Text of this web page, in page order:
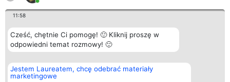
11:58
Cześć, chętnie Ci pomogę! 🙂 Kliknij proszę w
odpowiedni temat rozmowy! 🙂
Jestem Laureatem, chcę odebrać materiały
marketingowe
Organizator plebiscytu
Bright Side Solutions sp. z o.
o. sp. k.
Plebiscyt
Laureaci
Kontakt
Kontakt